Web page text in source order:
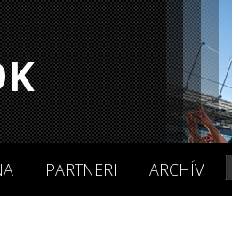
PARTNERI ARCHÍV